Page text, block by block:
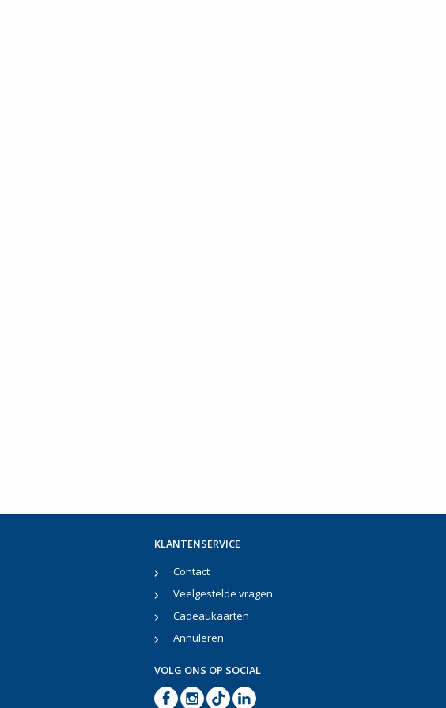
KLANTENSERVICE
Contact
Veelgestelde vragen
Cadeaukaarten
Annuleren
VOLG ONS OP SOCIAL